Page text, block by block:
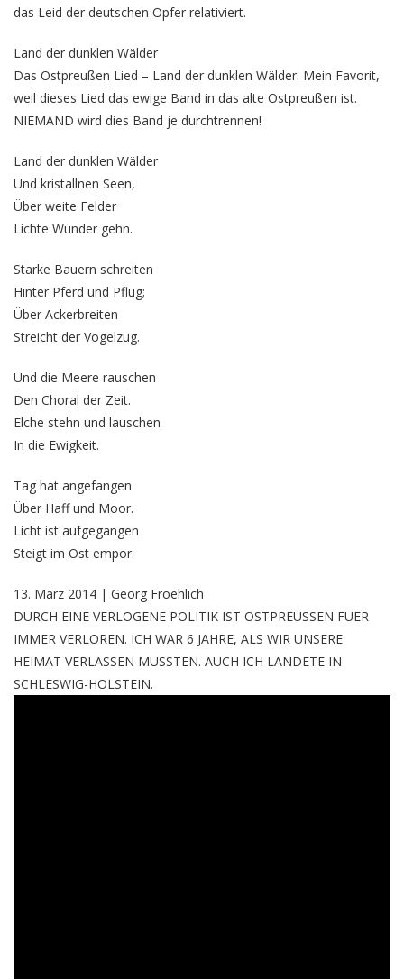
das Leid der deutschen Opfer relativiert.
Land der dunklen Wälder
Das Ostpreußen Lied – Land der dunklen Wälder. Mein Favorit,
weil dieses Lied das ewige Band in das alte Ostpreußen ist.
NIEMAND wird dies Band je durchtrennen!
Land der dunklen Wälder
Und kristallnen Seen,
Über weite Felder
Lichte Wunder gehn.
Starke Bauern schreiten
Hinter Pferd und Pflug;
Über Ackerbreiten
Streicht der Vogelzug.
Und die Meere rauschen
Den Choral der Zeit.
Elche stehn und lauschen
In die Ewigkeit.
Tag hat angefangen
Über Haff und Moor.
Licht ist aufgegangen
Steigt im Ost empor.
13. März 2014 | Georg Froehlich
DURCH EINE VERLOGENE POLITIK IST OSTPREUSSEN FUER
IMMER VERLOREN. ICH WAR 6 JAHRE, ALS WIR UNSERE
HEIMAT VERLASSEN MUSSTEN. AUCH ICH LANDETE IN
SCHLESWIG-HOLSTEIN.